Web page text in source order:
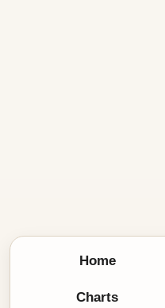
Home
Charts